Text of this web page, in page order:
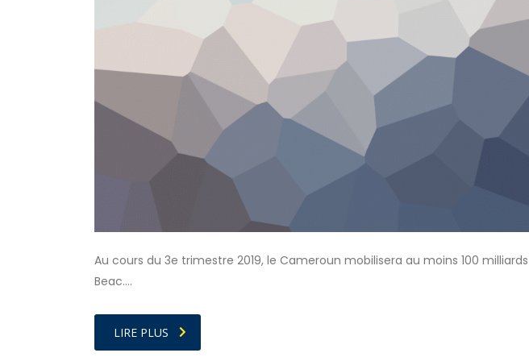
Au cours du 3e trimestre 2019, le Cameroun mobilisera au moins 100
Beac.…
LIRE PLUS